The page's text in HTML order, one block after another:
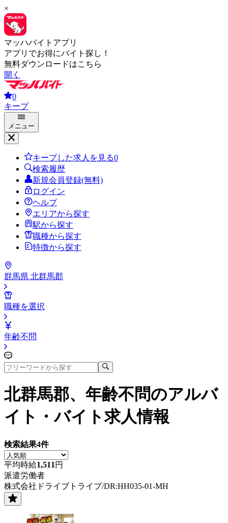
×
マッハバイトアプリ
アプリでお得にバイト探し！
無料ダウンロードはこちら
開く
0
キープ
メニュー
キープした求人を見る0
検索履歴
新規会員登録(無料)
ログイン
ヘルプ
エリアから探す
駅から探す
職種から探す
特徴から探す
群馬県 北群馬郡
職種を選択
年齢不問
北群馬郡、年齢不問のアルバ
イト・バイト求人情報
検索結果4件
平均時給1,511 円
派遣労働者
株式会社ドライブトライブ/DR:HH035-01-MH